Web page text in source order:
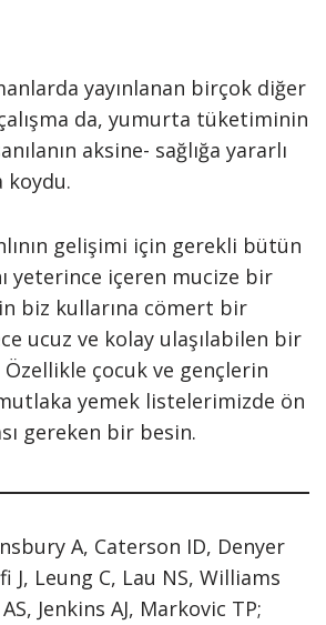
yayınlanan birçok diğer
da, yumurta tüketiminin
aksine- sağlığa yararlı
koydu.
gelişimi için gerekli bütün
yeterince içeren mucize bir
biz kullarına cömert bir
ucuz ve kolay ulaşılabilen bir
Özellikle çocuk ve gençlerin
yemek listelerimizde ön
gereken bir besin.
A, Caterson ID, Denyer
J, Leung C, Lau NS, Williams
Jenkins AJ, Markovic TP;